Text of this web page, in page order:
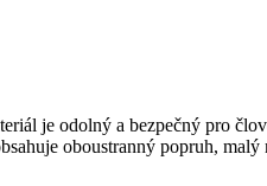
je odolný a bezpečný pro
oboustranný popruh,